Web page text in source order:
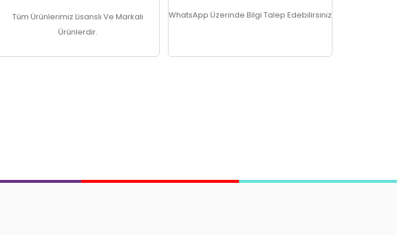
Tüm Ürünlerimiz Lisanslı Ve Markalı
Ürünlerdir.
WhatsApp Üzerinde Bilgi Talep Edebilirsiniz